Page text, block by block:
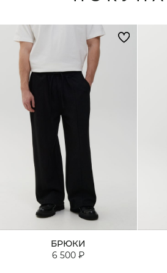
БРЮКИ
6 500 ₽